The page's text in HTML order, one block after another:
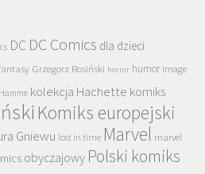
DC DC Comics dla dzieci
Grzegorz Rosiński horror humor Image
kolekcja Hachette komiks
Komiks europejski
Gniewu lost in time Marvel marvel
obyczajowy Polski komiks